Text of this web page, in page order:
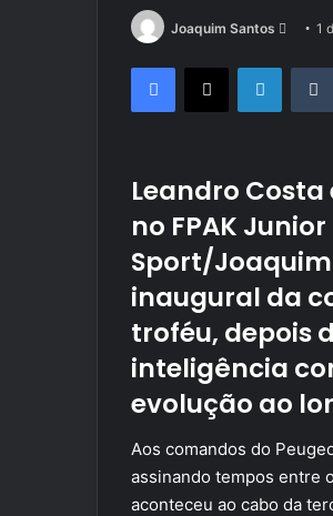
Joaquim Santos
Send
email
1
Facebook
X
Leandro
no FPAK
Sport/Joaquim
inaugural da
troféu, depois
inteligência
evolução ao
Aos comandos do
assinando tempos entre
aconteceu ao cabo da